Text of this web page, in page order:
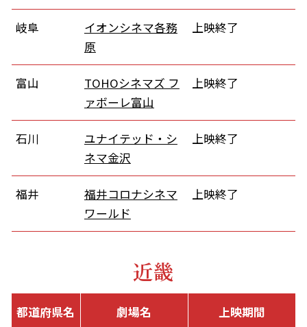
岐阜
イオンシネマ各務
原
上映終了
富山
TOHOシネマズ フ
ァボーレ富山
上映終了
石川
ユナイテッド・シ
ネマ金沢
上映終了
福井
福井コロナシネマ
ワールド
上映終了
近畿
都道府県名 劇場名 上映期間